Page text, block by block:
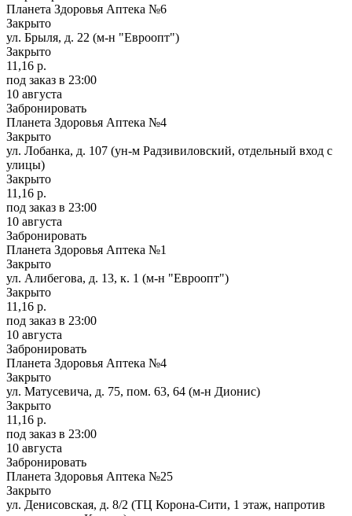
Планета Здоровья Аптека №6
Закрыто
ул. Брыля, д. 22 (м-н "Евроопт")
Закрыто
11,16 р.
под заказ в 23:00
10 августа
Забронировать
Планета Здоровья Аптека №4
Закрыто
ул. Лобанка, д. 107 (ун-м Радзивиловский, отдельный вход с
улицы)
Закрыто
11,16 р.
под заказ в 23:00
10 августа
Забронировать
Планета Здоровья Аптека №1
Закрыто
ул. Алибегова, д. 13, к. 1 (м-н "Евроопт")
Закрыто
11,16 р.
под заказ в 23:00
10 августа
Забронировать
Планета Здоровья Аптека №4
Закрыто
ул. Матусевича, д. 75, пом. 63, 64 (м-н Дионис)
Закрыто
11,16 р.
под заказ в 23:00
10 августа
Забронировать
Планета Здоровья Аптека №25
Закрыто
ул. Денисовская, д. 8/2 (ТЦ Корона-Сити, 1 этаж, напротив